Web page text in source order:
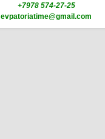
+7978 574-27-25
evpatoriatime@gmail.com